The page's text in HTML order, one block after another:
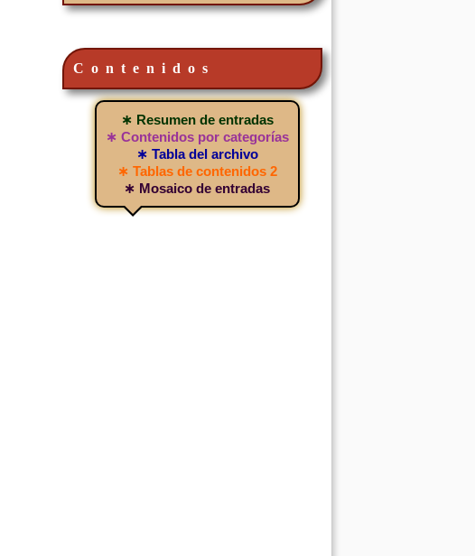
Contenidos
∗ Resumen de entradas
∗ Contenidos por categorías
∗ Tabla del archivo
∗ Tablas de contenidos 2
∗ Mosaico de entradas